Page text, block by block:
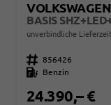
BASIS
unverbindliche
Fahrzeugnr. 856426
Kraftstoff
Benzin
24.390,– €